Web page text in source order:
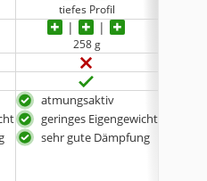
tiefes Profil
258 g
atmungsaktiv
geringes Eigengewicht
sehr gute Dämpfung